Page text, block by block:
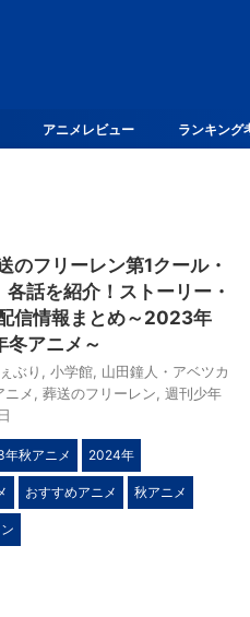
アニメレビュー ランキング
のフリーレン第1クール・
話を紹介！ストーリー・
信情報まとめ～2023年
アニメ～
ぶり 小学館 山田鐘人・アベツカ
ニメ 葬送のフリーレン 週刊少年
年秋アニメ 2024年
おすすめアニメ 秋アニメ